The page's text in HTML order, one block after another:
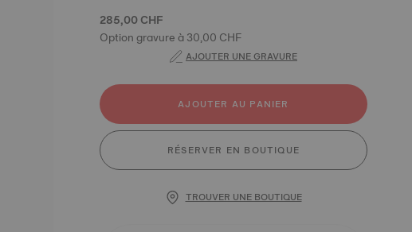
285,00 CHF
Option gravure à 30,00 CHF
AJOUTER UNE GRAVURE
AJOUTER AU PANIER
RÉSERVER EN BOUTIQUE
TROUVER UNE BOUTIQUE